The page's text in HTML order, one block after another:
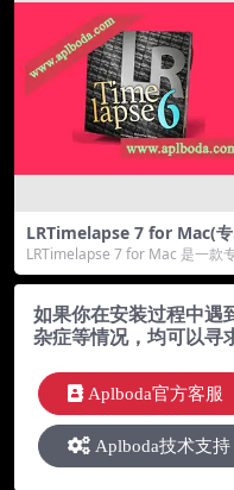
LRTimelapse 7 for Mac(专
延迟摄影渲染工具)v7.0.0直
版
LRTimelapse 7 for Mac 是一款
业的延时摄影编辑渲染工具，该
如果你在安装过程中遇
杂症等情况，均可以寻
Aplboda官方客服
Aplboda技术支持